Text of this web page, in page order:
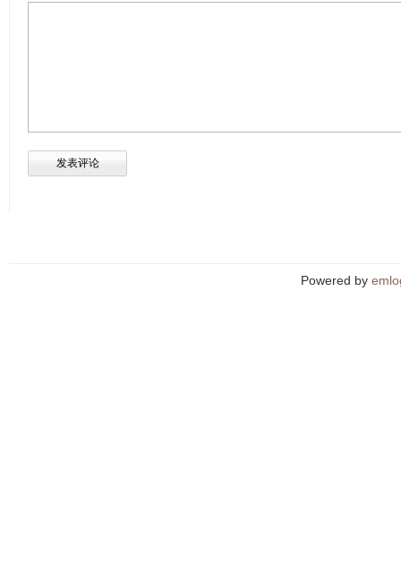
Powered by